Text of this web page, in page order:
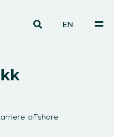
EN
offshore